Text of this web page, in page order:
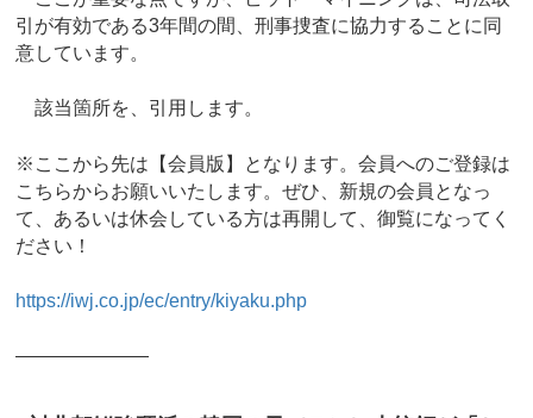
引が有効である3年間の間、刑事捜査に協力することに同
意しています。
該当箇所を、引用します。
※ここから先は【会員版】となります。会員へのご登録は
こちらからお願いいたします。ぜひ、新規の会員となっ
て、あるいは休会している方は再開して、御覧になってく
ださい！
https://iwj.co.jp/ec/entry/kiyaku.php
―――――――